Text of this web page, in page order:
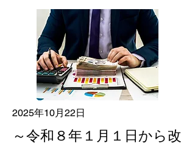
2025年10月22日
～令和８年１月１日から改